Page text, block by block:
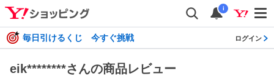
i
毎日引けるくじ 今すぐ挑戦 ログイン
eik********さんの商品レビュー